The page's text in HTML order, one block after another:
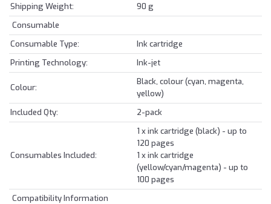
Shipping Weight:
90 g
Consumable
Consumable Type:
Ink cartridge
Printing Technology:
Ink-jet
Colour:
Black, colour (cyan, magenta,
yellow)
Included Qty:
2-pack
Consumables Included:
1 x ink cartridge (black) - up to
120 pages
1 x ink cartridge
(yellow/cyan/magenta) - up to
100 pages
Compatibility Information